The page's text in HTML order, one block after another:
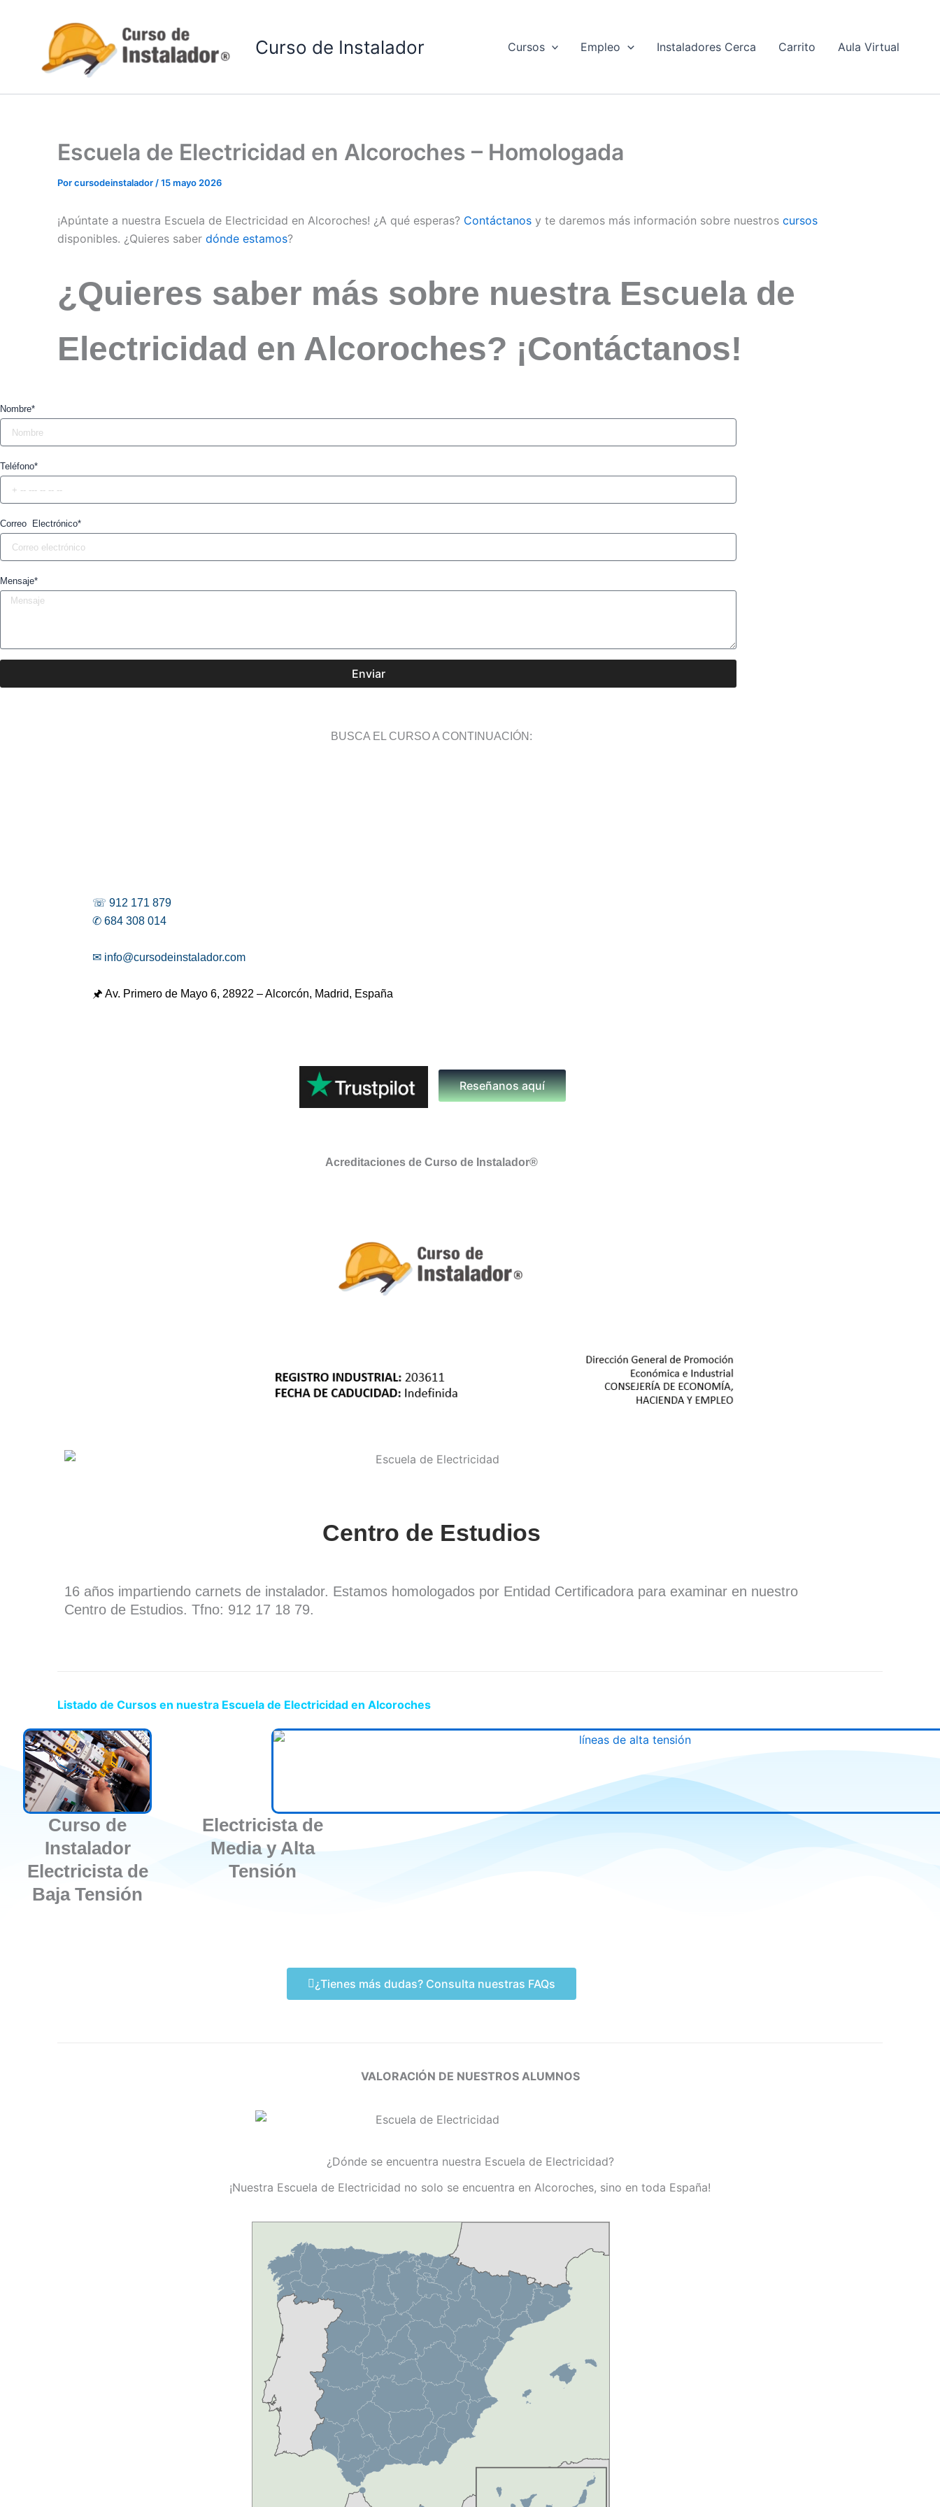
contenido
Curso de Instalador Cursos Empleo Instaladores Cerca Carrito Aula Virtual
Escuela de Electricidad en Alcoroches – Homologada
Porcursodeinstalador /15 mayo 2026
¡Apúntate a nuestra Escuela de Electricidad en Alcoroches! ¿A qué esperas? Contáctanos y te daremos más información sobre nuestros cursos
disponibles. ¿Quieres saber dónde estamos?
¿Quieres saber más sobre nuestra Escuela de
Electricidad en Alcoroches? ¡Contáctanos!
Nombre*
Teléfono*
Correo Electrónico*
Mensaje*
Enviar
BUSCA EL CURSO A CONTINUACIÓN:
☏ 912 171 879
✆ 684 308 014
✉ info@cursodeinstalador.com
🖈 Av. Primero de Mayo 6, 28922 – Alcorcón, Madrid, España
Reseñanos aquí
Acreditaciones de Curso de Instalador®
Centro de Estudios
16 años impartiendo carnets de instalador. Estamos homologados por Entidad Certificadora para examinar en nuestro
Centro de Estudios. Tfno: 912 17 18 79.
Listado de Cursos en nuestra Escuela de Electricidad en Alcoroches
Curso de
Instalador
Electricista de
Baja Tensión
Electricista de
Media y Alta
Tensión
¿Tienes más dudas? Consulta nuestras FAQs
VALORACIÓN DE NUESTROS ALUMNOS
¿Dónde se encuentra nuestra Escuela de Electricidad?
¡Nuestra Escuela de Electricidad no solo se encuentra en Alcoroches, sino en toda España!